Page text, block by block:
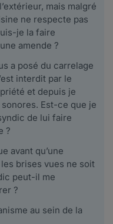
mais malgré
ne respecte pas
je la faire
amende ?
a posé du carrelage
interdit par le
et depuis je
Est-ce que je
de lui faire
?
avant qu’une
brises vues ne soit
peut-il me
?
au sein de la